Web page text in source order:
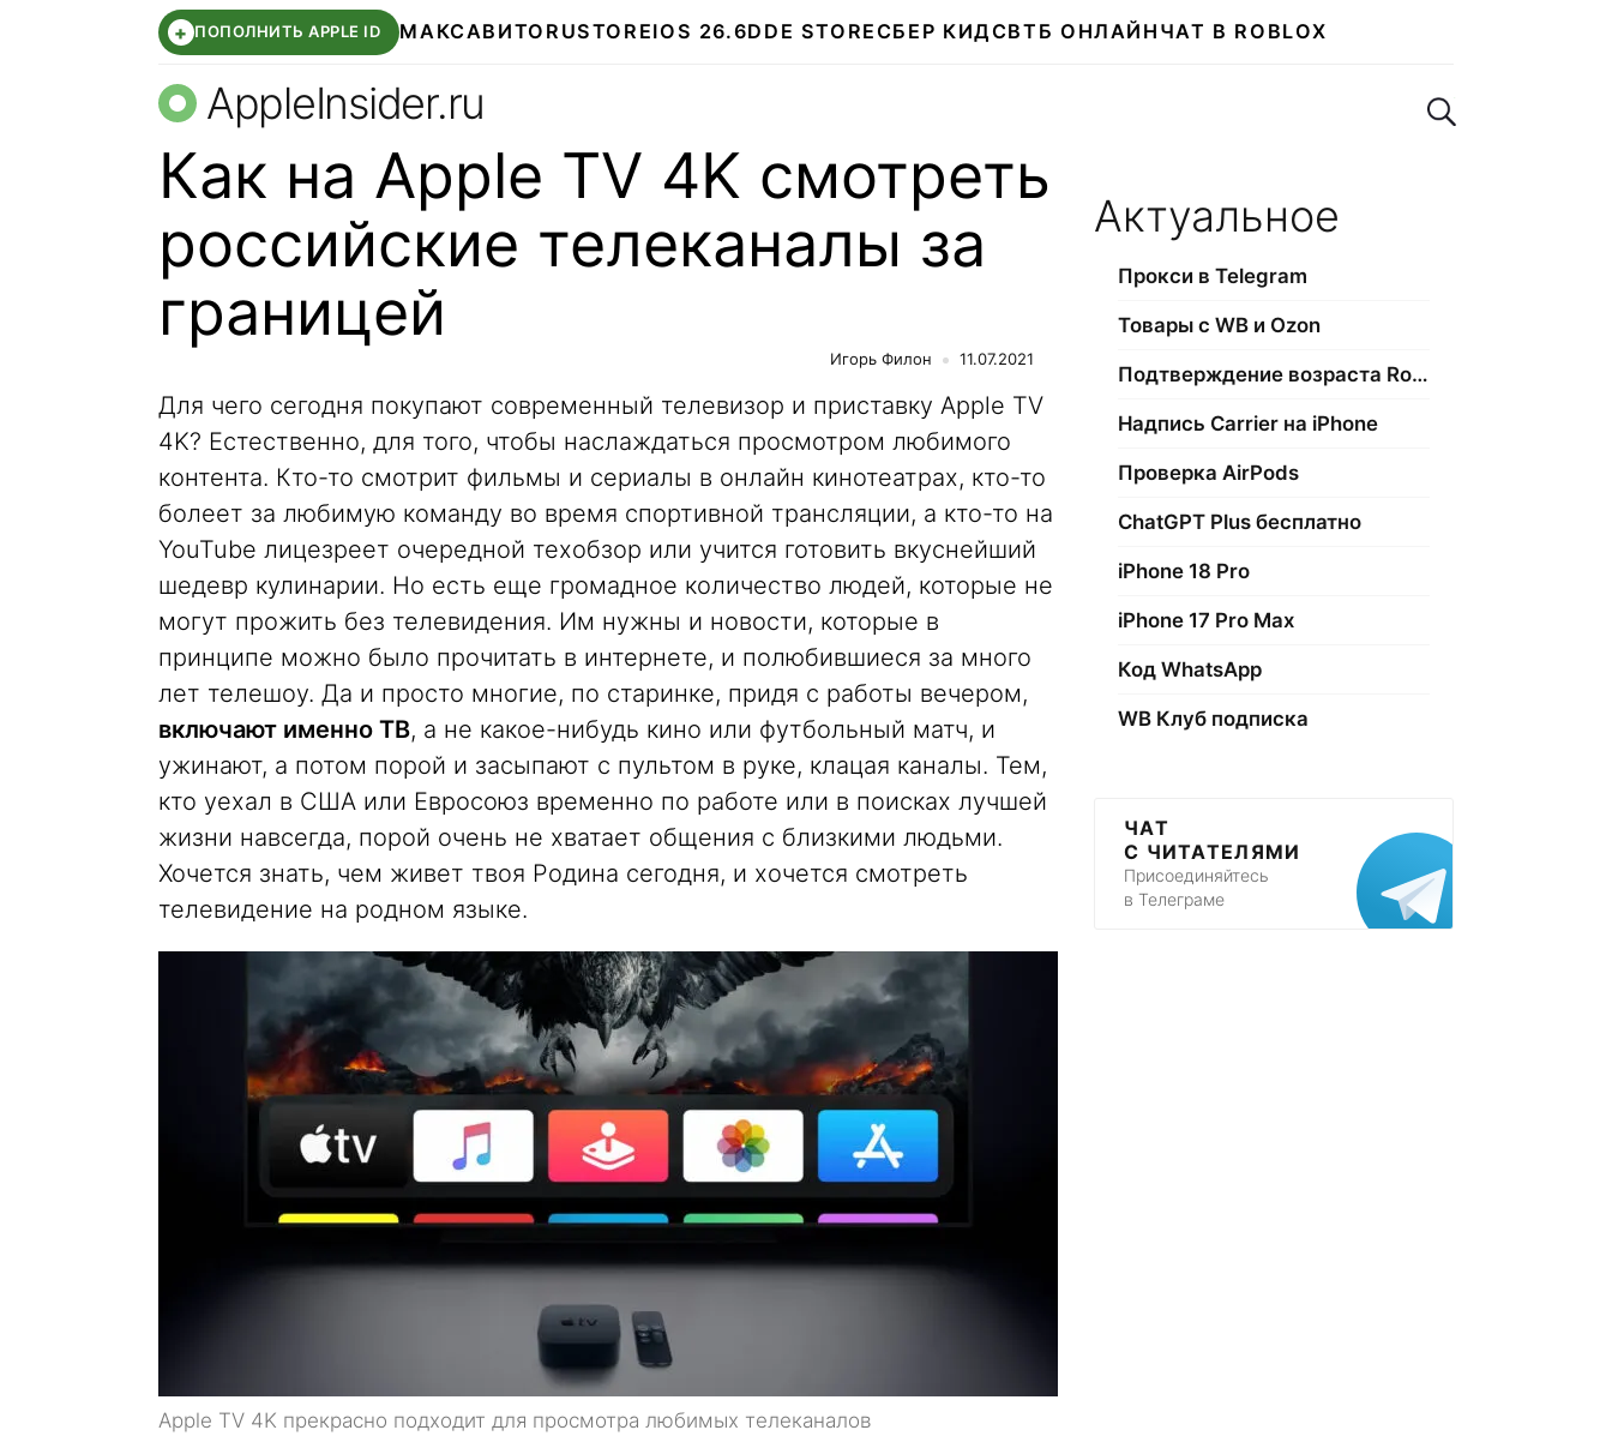
+ ПОПОЛНИТЬ APPLE ID МАКСАВИТО RUSTOREIOS 26.6DDE STORE СБЕР КИДСВТБ ОНЛАЙН ЧАТ В ROBLOX
AppleInsider.ru Поиск по сайту
Как на Apple TV 4K смотреть
российские телеканалы за
границей
Игорь Филон 11.07.2021
Для чего сегодня покупают современный телевизор и приставку Apple TV
4K? Естественно, для того, чтобы наслаждаться просмотром любимого
контента. Кто-то смотрит фильмы и сериалы в онлайн кинотеатрах, кто-то
болеет за любимую команду во время спортивной трансляции, а кто-то на
YouTube лицезреет очередной техобзор или учится готовить вкуснейший
шедевр кулинарии. Но есть еще громадное количество людей, которые не
могут прожить без телевидения. Им нужны и новости, которые в
принципе можно было прочитать в интернете, и полюбившиеся за много
лет телешоу. Да и просто многие, по старинке, придя с работы вечером,
включают именно ТВ, а не какое-нибудь кино или футбольный матч, и
ужинают, а потом порой и засыпают с пультом в руке, клацая каналы. Тем,
кто уехал в США или Евросоюз временно по работе или в поисках лучшей
жизни навсегда, порой очень не хватает общения с близкими людьми.
Хочется знать, чем живет твоя Родина сегодня, и хочется смотреть
телевидение на родном языке.
Apple TV 4K прекрасно подходит для просмотра любимых телеканалов
Актуальное
Прокси в Telegram
Товары с WB и Ozon
Подтверждение возраста Roblox
Надпись Carrier на iPhone
Проверка AirPods
ChatGPT Plus бесплатно
iPhone 18 Pro
iPhone 17 Pro Max
Код WhatsApp
WB Клуб подписка
ЧАТ
С ЧИТАТЕЛЯМИ
Присоединяйтесь
в Телеграме